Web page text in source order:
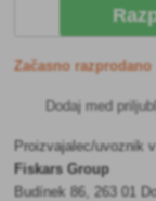
Začasno razprodano
Dodaj med
Proizvajalec/uvoznik
Fiskars Group
Budínek 86, 263 01